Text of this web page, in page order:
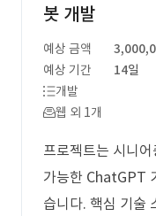
봇 개발
예상 금액
예상 기간
14일
개발
웹 외 1개
프로젝트는 시니
가능한 ChatGPT
습니다. 핵심 기술